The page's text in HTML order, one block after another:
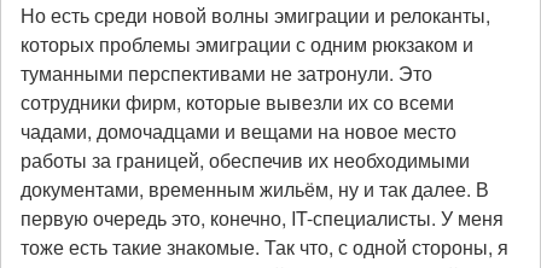
Но есть среди новой волны эмиграции и релоканты,
которых проблемы эмиграции с одним рюкзаком и
туманными перспективами не затронули. Это
сотрудники фирм, которые вывезли их со всеми
чадами, домочадцами и вещами на новое место
работы за границей, обеспечив их необходимыми
документами, временным жильём, ну и так далее. В
первую очередь это, конечно, IT-специалисты. У меня
тоже есть такие знакомые. Так что, с одной стороны, я